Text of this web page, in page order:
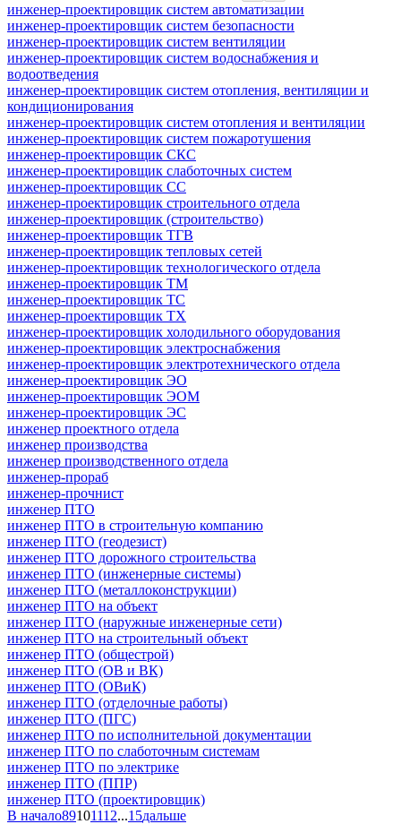
инженер-проектировщик систем автоматизации
инженер-проектировщик систем безопасности
инженер-проектировщик систем вентиляции
инженер-проектировщик систем водоснабжения и
водоотведения
инженер-проектировщик систем отопления, вентиляции и
кондиционирования
инженер-проектировщик систем отопления и вентиляции
инженер-проектировщик систем пожаротушения
инженер-проектировщик СКС
инженер-проектировщик слаботочных систем
инженер-проектировщик СС
инженер-проектировщик строительного отдела
инженер-проектировщик (строительство)
инженер-проектировщик ТГВ
инженер-проектировщик тепловых сетей
инженер-проектировщик технологического отдела
инженер-проектировщик ТМ
инженер-проектировщик ТС
инженер-проектировщик ТХ
инженер-проектировщик холодильного оборудования
инженер-проектировщик электроснабжения
инженер-проектировщик электротехнического отдела
инженер-проектировщик ЭО
инженер-проектировщик ЭОМ
инженер-проектировщик ЭС
инженер проектного отдела
инженер производства
инженер производственного отдела
инженер-прораб
инженер-прочнист
инженер ПТО
инженер ПТО в строительную компанию
инженер ПТО (геодезист)
инженер ПТО дорожного строительства
инженер ПТО (инженерные системы)
инженер ПТО (металлоконструкции)
инженер ПТО на объект
инженер ПТО (наружные инженерные сети)
инженер ПТО на строительный объект
инженер ПТО (общестрой)
инженер ПТО (ОВ и ВК)
инженер ПТО (ОВиК)
инженер ПТО (отделочные работы)
инженер ПТО (ПГС)
инженер ПТО по исполнительной документации
инженер ПТО по слаботочным системам
инженер ПТО по электрике
инженер ПТО (ППР)
инженер ПТО (проектировщик)
В начало89101112...15дальше